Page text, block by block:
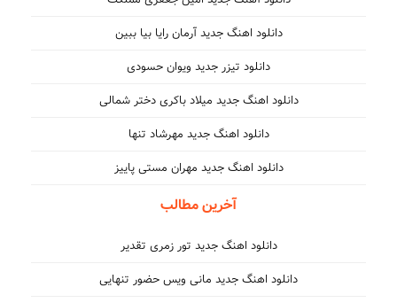
دانلود اهنگ جدید آرمان رایا بیا ببین
دانلود تیزر جدید ویوان حسودی
دانلود اهنگ جدید میلاد باکری دختر شمالی
دانلود اهنگ جدید مهرشاد تنها
دانلود اهنگ جدید مهران مستی پاییز
آخرین مطالب
دانلود اهنگ جدید تور زمری تقدیر
دانلود اهنگ جدید مانی ویس حضور تنهایی